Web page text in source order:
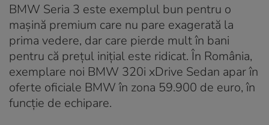
BMW Seria 3 este exemplul bun pentru o
mașină premium care nu pare exagerată la
prima vedere, dar care pierde mult în bani
pentru că prețul inițial este ridicat. În România,
exemplare noi BMW 320i xDrive Sedan apar în
oferte oficiale BMW în zona 59.900 de euro, în
funcție de echipare.